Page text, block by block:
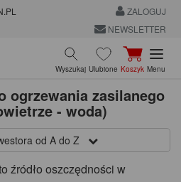
ZALOGUJ
NEWSLETTER
Wyszukaj Ulubione Koszyk Menu
ogrzewania zasilanego
- woda)
od A do Z
źródło oszczędności w